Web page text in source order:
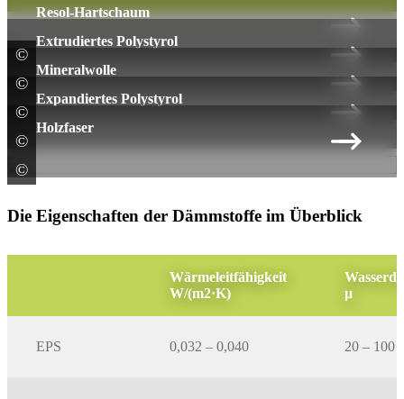
©
Resol-Hartschaum
©
Extrudiertes Polystyrol
©
Mineralwolle
©
Expandiertes Polystyrol
©
Holzfaser
Die Eigenschaften der Dämmstoffe im Überblick
Wärmeleitfähigkeit
W/(m2·K)
μ
EPS 0,032 – 0,040 20 – 100